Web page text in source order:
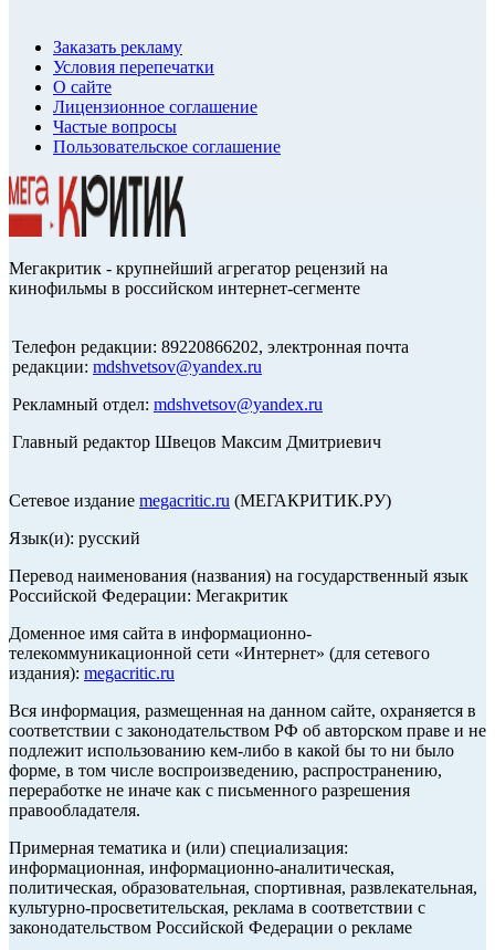
Заказать рекламу
Условия перепечатки
О сайте
Лицензионное соглашение
Частые вопросы
Пользовательское соглашение
Мегакритик - крупнейший агрегатор рецензий на
кинофильмы в российском интернет-сегменте
Телефон редакции: 89220866202, электронная почта
редакции: mdshvetsov@yandex.ru
Рекламный отдел: mdshvetsov@yandex.ru
Главный редактор Швецов Максим Дмитриевич
Сетевое издание megacritic.ru (МЕГАКРИТИК.РУ)
Язык(и): русский
Перевод наименования (названия) на государственный язык
Российской Федерации: Мегакритик
Доменное имя сайта в информационно-
телекоммуникационной сети «Интернет» (для сетевого
издания): megacritic.ru
Вся информация, размещенная на данном сайте, охраняется в
соответствии с законодательством РФ об авторском праве и не
подлежит использованию кем-либо в какой бы то ни было
форме, в том числе воспроизведению, распространению,
переработке не иначе как с письменного разрешения
правообладателя.
Примерная тематика и (или) специализация:
информационная, информационно-аналитическая,
политическая, образовательная, спортивная, развлекательная,
культурно-просветительская, реклама в соответствии с
законодательством Российской Федерации о рекламе